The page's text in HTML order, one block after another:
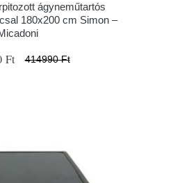
ágyneműtartós
180x200 cm Simon –
Ft 414990 Ft